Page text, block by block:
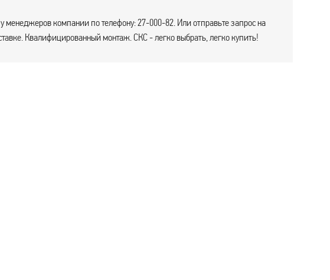
менеджеров компании по телефону: 27-000-82. Или отправьте запрос на
Квалифицированный монтаж. СКС - легко выбрать, легко купить!